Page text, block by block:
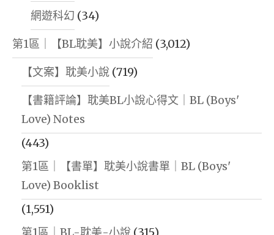
網遊科幻 (34)
第1區｜【BL耽美】小說介紹 (3,012)
【文案】耽美小說 (719)
【書籍評論】耽美BL小說心得文｜BL (Boys'
Love) Notes
(443)
第1區｜【書單】耽美小說書單｜BL (Boys'
Love) Booklist
(1,551)
第1區｜BL-耽美-小說 (315)